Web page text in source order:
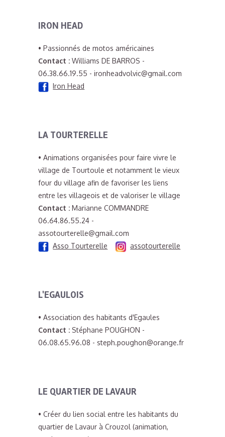
IRON HEAD
• Passionnés de motos américaines
Contact :Williams DE BARROS -
06.38.66.19.55 - ironheadvolvic@gmail.com
Iron Head
LA TOURTERELLE
• Animations organisées pour faire vivre le
village de Tourtoule et notamment le vieux
four du village afin de favoriser les liens
entre les villageois et de valoriser le village
Contact : Marianne COMMANDRE
06.64.86.55.24 -
assotourterelle@gmail.com
Asso Tourterelle
assotourterelle
L'EGAULOIS
• Association des habitants d'Egaules
Contact : Stéphane POUGHON -
06.08.65.96.08 - steph.poughon@orange.fr
LE QUARTIER DE LAVAUR
• Créer du lien social entre les habitants du
quartier de Lavaur à Crouzol (animation,